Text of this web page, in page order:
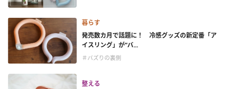
暮らす
発売数カ月で話題に！ 冷感グッズの新定番「ア
イスリング」が“バ...
＃バズりの裏側
整える